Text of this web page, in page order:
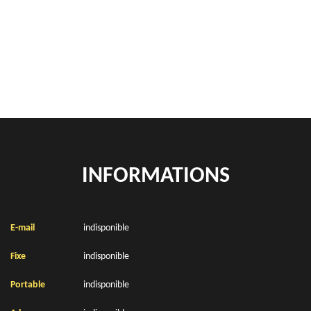
INFORMATIONS
E-mail indisponible
Fixe indisponible
Portable indisponible